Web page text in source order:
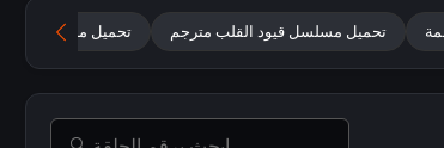
تحميل مسلسل قيود القلب مترجم تحميل مهاديف وابناؤه 2026 مترجم للعربية